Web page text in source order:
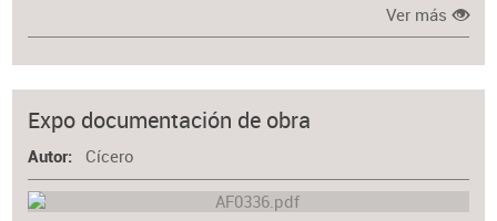
Ver más
Expo documentación de obra
Autor Cícero